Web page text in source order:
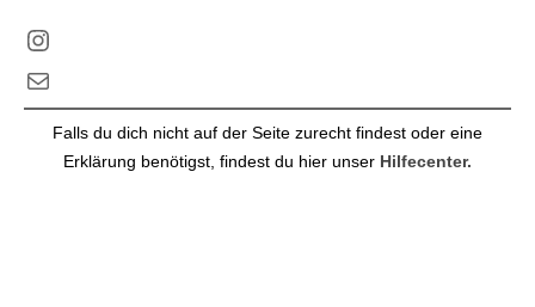
Instagram
E-Mail
Falls du dich nicht auf der Seite zurecht findest oder eine
Erklärung benötigst, findest du hier unser Hilfecenter.